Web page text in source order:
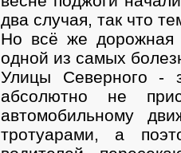
два случая, так что
Но всё же дорожная
одной из самых
Улицы Северного -
абсолютно не
автомобильному
тротуарами, а